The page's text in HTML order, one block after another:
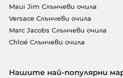
Maui Jim Слънчеви очила
Versace Слънчеви очила
Marc Jacobs Слънчеви очила
Chloé Слънчеви очила
Нашите най-популярни